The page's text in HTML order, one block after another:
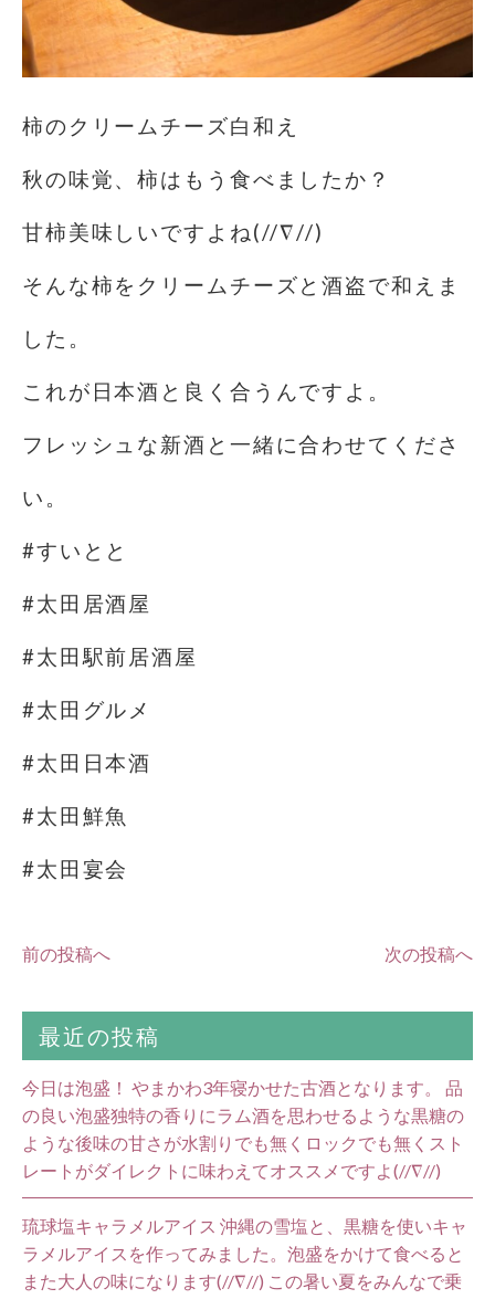
柿のクリームチーズ白和え
秋の味覚、柿はもう食べましたか？
甘柿美味しいですよね(//∇//)
そんな柿をクリームチーズと酒盗で和えま
した。
これが日本酒と良く合うんですよ。
フレッシュな新酒と一緒に合わせてくださ
い。
#すいとと
#太田居酒屋
#太田駅前居酒屋
#太田グルメ
#太田日本酒
#太田鮮魚
#太田宴会
前の投稿へ 次の投稿へ
最近の投稿
今日は泡盛！ やまかわ3年寝かせた古酒となります。 品
の良い泡盛独特の香りにラム酒を思わせるような黒糖の
ような後味の甘さが水割りでも無くロックでも無くスト
レートがダイレクトに味わえてオススメですよ(//∇//)
琉球塩キャラメルアイス 沖縄の雪塩と、黒糖を使いキャ
ラメルアイスを作ってみました。泡盛をかけて食べると
また大人の味になります(//∇//) この暑い夏をみんなで乗